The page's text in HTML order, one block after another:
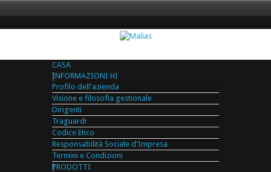
CASA
INFORMAZIONI HI
Profilo dell'azienda
Visione e filosofia gestionale
Dirigenti
Traguardi
Codice Etico
Responsabilità Sociale d'Impresa
Termini e Condizioni
PRODOTTI